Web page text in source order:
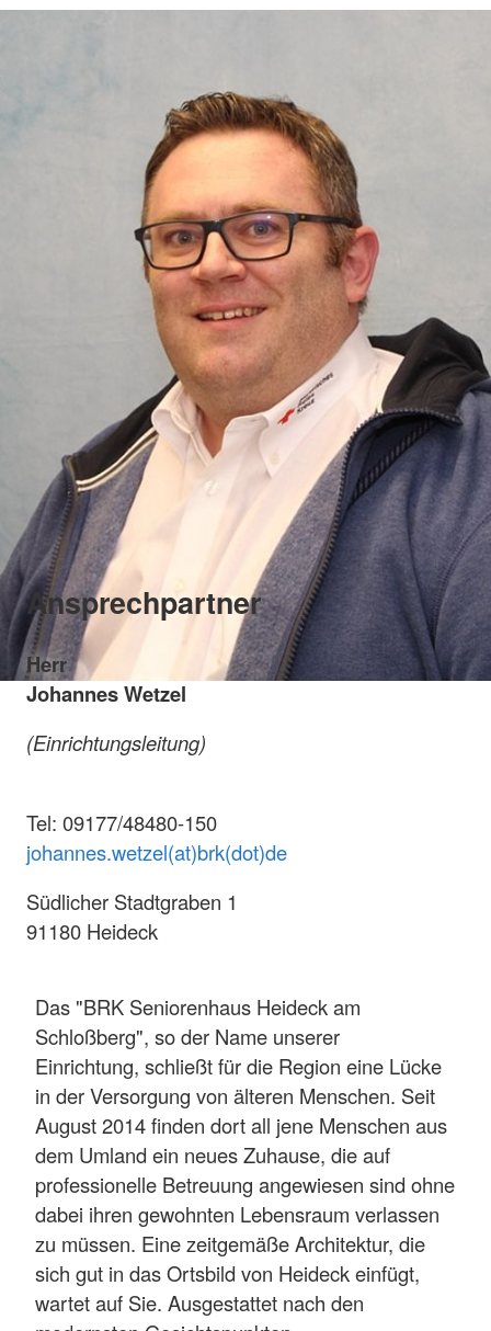
Ansprechpartner
Herr
Johannes Wetzel
(Einrichtungsleitung)
Tel: 09177/48480-150
johannes.wetzel(at)brk(dot)de
Südlicher Stadtgraben 1
91180 Heideck
Das "BRK Seniorenhaus Heideck am
Schloßberg", so der Name unserer
Einrichtung, schließt für die Region eine Lücke
in der Versorgung von älteren Menschen. Seit
August 2014 finden dort all jene Menschen aus
dem Umland ein neues Zuhause, die auf
professionelle Betreuung angewiesen sind ohne
dabei ihren gewohnten Lebensraum verlassen
zu müssen. Eine zeitgemäße Architektur, die
sich gut in das Ortsbild von Heideck einfügt,
wartet auf Sie. Ausgestattet nach den